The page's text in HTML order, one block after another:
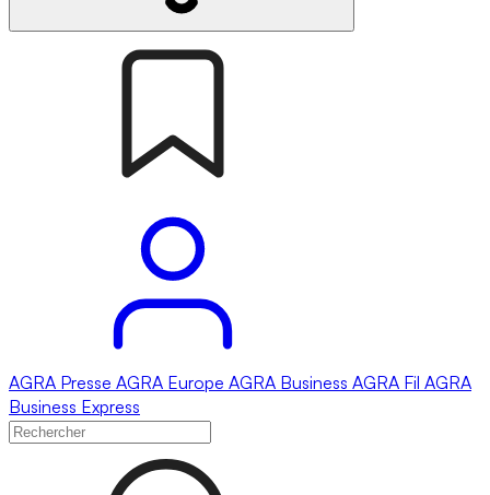
AGRA Presse AGRA Europe AGRA Business AGRA Fil AGRA
Business Express